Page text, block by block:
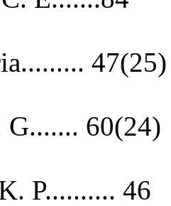
47(25)
G....... 60(24)
P.......... 46